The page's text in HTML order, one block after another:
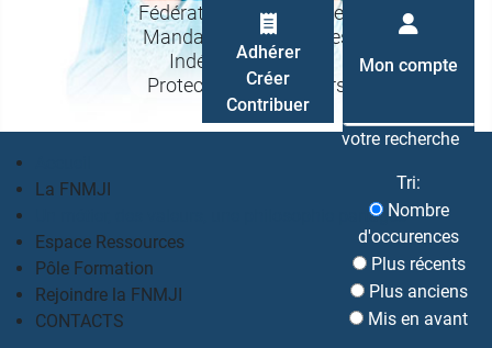
Fédération Nationale des
Mandataires Judiciaires
Indépendants à la
Protection des Majeurs
La FNMJI
Un métier, des valeurs, une philosophie partagés
Espace Ressources
Pôle Formation
Rejoindre la FNMJI
CONTACTS
Recherche
votre recherche
Tri:
Nombre
d'occurences
Plus récents
Plus anciens
Mis en avant
Mon compte
Adhérer
Créer
Contribuer